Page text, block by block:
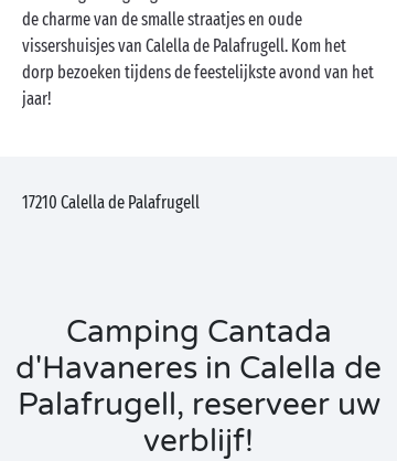
de charme van de smalle straatjes en oude
vissershuisjes van Calella de Palafrugell. Kom het
dorp bezoeken tijdens de feestelijkste avond van het
jaar!
17210 Calella de Palafrugell
Camping Cantada
d'Havaneres in Calella de
Palafrugell, reserveer uw
verblijf!